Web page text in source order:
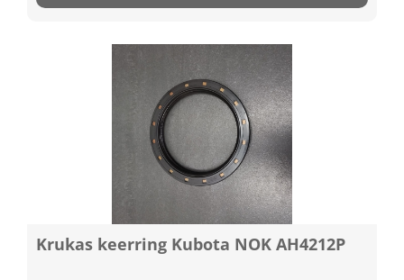
Krukas keerring Kubota NOK AH4212P